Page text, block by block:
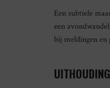
Een subtiele
een
bij meldingen en